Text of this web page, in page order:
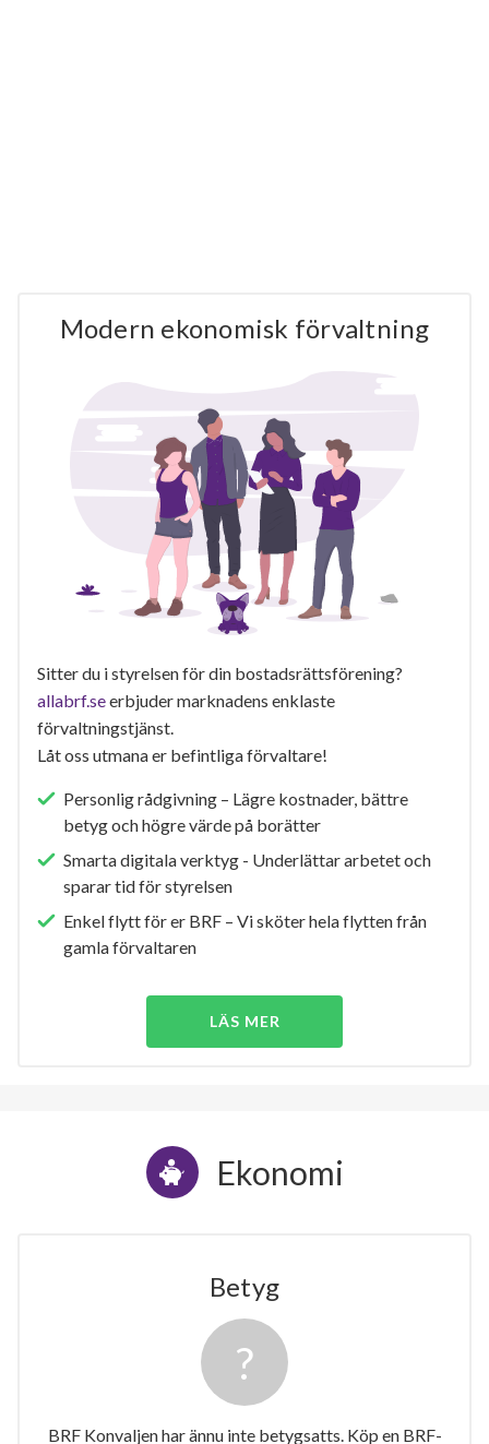
Modern ekonomisk förvaltning
Sitter du i styrelsen för din bostadsrättsförening?
allabrf.seerbjuder marknadens enklaste
förvaltningstjänst.
Låt oss utmana er befintliga förvaltare!
Personlig rådgivning – Lägre kostnader, bättre
betyg och högre värde på borätter
Smarta digitala verktyg - Underlättar arbetet och
sparar tid för styrelsen
Enkel flytt för er BRF – Vi sköter hela flytten från
gamla förvaltaren
LÄS MER
Ekonomi
Betyg
BRF Konvaljen har ännu inte betygsatts. Köp en BRF-